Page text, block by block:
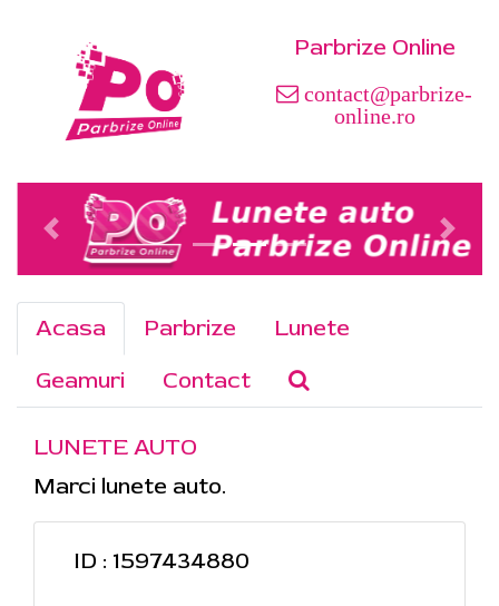
Parbrize Online
contact@parbrize-
online.ro
Acasa Parbrize
Lunete
Geamuri
Contact
LUNETE AUTO
Marci lunete auto.
ID : 1597434880